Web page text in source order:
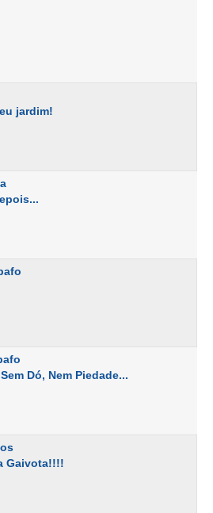
jardim!
Dó, Nem Piedade...
Gaivota!!!!